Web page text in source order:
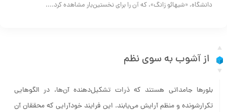
دانشگاه، «شیهائو زانگ»، که آن را برای نخستین‌بار مشاهده کرد....
از آشوب به سوی نظم
بلورها جامداتی هستند که ذرات تشکیل‌دهنده آن‌ها، در الگوهایی
تکرارشونده و منظم آرایش می‌یابند. این فرایند خودآرایی که محققان آن